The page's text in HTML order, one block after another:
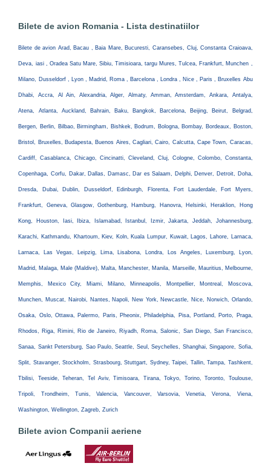
Bilete de avion Romania - Lista destinatiilor
Bilete de avion Arad, Bacau , Baia Mare, Bucuresti, Caransebes, Cluj, Constanta Craioava,
Deva, iasi , Oradea Satu Mare, Sibiu, Timisioara, targu Mures, Tulcea, Frankfurt, Munchen ,
Milano, Dusseldorf , Lyon , Madrid, Roma , Barcelona , Londra , Nice , Paris , Bruxelles Abu
Dhabi, Accra, Al Ain, Alexandria, Alger, Almaty, Amman, Amsterdam, Ankara, Antalya,
Atena, Atlanta, Auckland, Bahrain, Baku, Bangkok, Barcelona, Beijing, Beirut, Belgrad,
Bergen, Berlin, Bilbao, Birmingham, Bishkek, Bodrum, Bologna, Bombay, Bordeaux, Boston,
Bristol, Bruxelles, Budapesta, Buenos Aires, Cagliari, Cairo, Calcutta, Cape Town, Caracas,
Cardiff, Casablanca, Chicago, Cincinatti, Cleveland, Cluj, Cologne, Colombo, Constanta,
Copenhaga, Corfu, Dakar, Dallas, Damasc, Dar es Salaam, Delphi, Denver, Detroit, Doha,
Dresda, Dubai, Dublin, Dusseldorf, Edinburgh, Florenta, Fort Lauderdale, Fort Myers,
Frankfurt, Geneva, Glasgow, Gothenburg, Hamburg, Hanovra, Helsinki, Heraklion, Hong
Kong, Houston, Iasi, Ibiza, Islamabad, Istanbul, Izmir, Jakarta, Jeddah, Johannesburg,
Karachi, Kathmandu, Khartoum, Kiev, Koln, Kuala Lumpur, Kuwait, Lagos, Lahore, Larnaca,
Larnaca, Las Vegas, Leipzig, Lima, Lisabona, Londra, Los Angeles, Luxemburg, Lyon,
Madrid, Malaga, Male (Maldive), Malta, Manchester, Manila, Marseille, Mauritius, Melbourne,
Memphis, Mexico City, Miami, Milano, Minneapolis, Montpellier, Montreal, Moscova,
Munchen, Muscat, Nairobi, Nantes, Napoli, New York, Newcastle, Nice, Norwich, Orlando,
Osaka, Oslo, Ottawa, Palermo, Paris, Pheonix, Philadelphia, Pisa, Portland, Porto, Praga,
Rhodos, Riga, Rimini, Rio de Janeiro, Riyadh, Roma, Salonic, San Diego, San Francisco,
Sanaa, Sankt Petersburg, Sao Paulo, Seattle, Seul, Seychelles, Shanghai, Singapore, Sofia,
Split, Stavanger, Stockholm, Strasbourg, Stuttgart, Sydney, Taipei, Tallin, Tampa, Tashkent,
Tbilisi, Teeside, Teheran, Tel Aviv, Timisoara, Tirana, Tokyo, Torino, Toronto, Toulouse,
Tripoli, Trondheim, Tunis, Valencia, Vancouver, Varsovia, Venetia, Verona, Viena,
Washington, Wellington, Zagreb, Zurich
Bilete avion Companii aeriene